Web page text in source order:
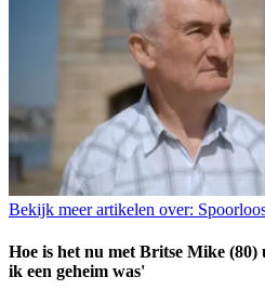
Bekijk meer artikelen over:
Hoe is het nu met Britse Mike
ik een geheim was'